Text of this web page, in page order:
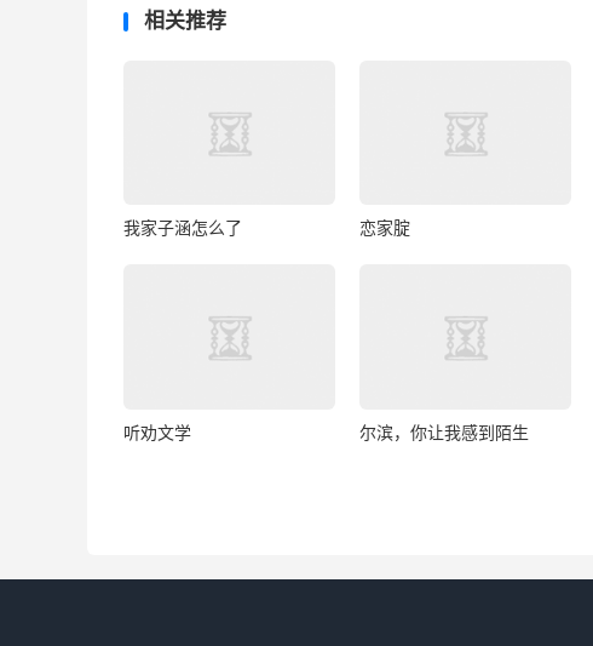
相关推荐
我家子涵怎么了 恋家腚
听劝文学 尔滨，你让我感到陌生